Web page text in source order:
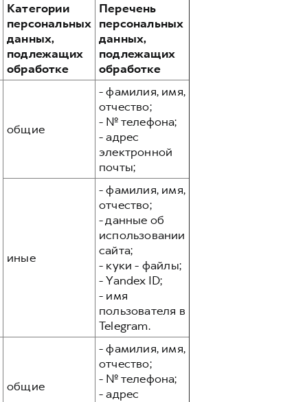
Категории
персональных
данных,
подлежащих
обработке
Перечень
персональных
данных,
подлежащих
обработке
общие
- фамилия, имя,
отчество;
- № телефона;
- адрес
электронной
почты;
иные
- фамилия, имя,
отчество;
- данные об
использовании
сайта;
- куки - файлы;
- Yandex ID;
- имя
пользователя в
Telegram.
общие
- фамилия, имя,
отчество;
- № телефона;
- адрес